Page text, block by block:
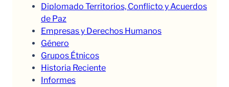
Diplomado Territorios, Conflicto y Acuerdos
de Paz
Empresas y Derechos Humanos
Género
Grupos Étnicos
Historia Reciente
Informes